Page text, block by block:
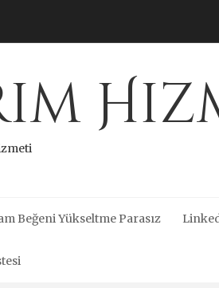
Beğeni Yükseltme Parasız